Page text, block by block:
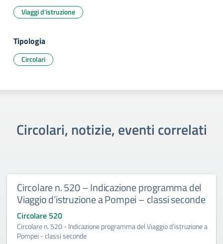
Viaggi d'istruzione
Tipologia
Circolari
Circolari, notizie, eventi correlati
Circolare n. 520 – Indicazione programma del
Viaggio d’istruzione a Pompei – classi seconde
Circolare 520
Circolare n. 520 - Indicazione programma del Viaggio d’istruzione a
Pompei - classi seconde